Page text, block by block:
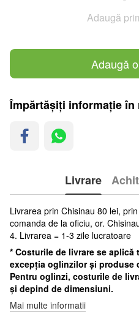
Adaugă
Adaugă
Împărtășiți informație în
Livrare
Livrarea prin Chisinau 80 lei,
comanda de la oficiu, or.
4. Livrarea = 1-3 zile lucratoare
* Costurile de livrare se
excepția oglinzilor și produse
Pentru oglinzi, costurile de
și depind de dimensiuni.
Mai multe informatii